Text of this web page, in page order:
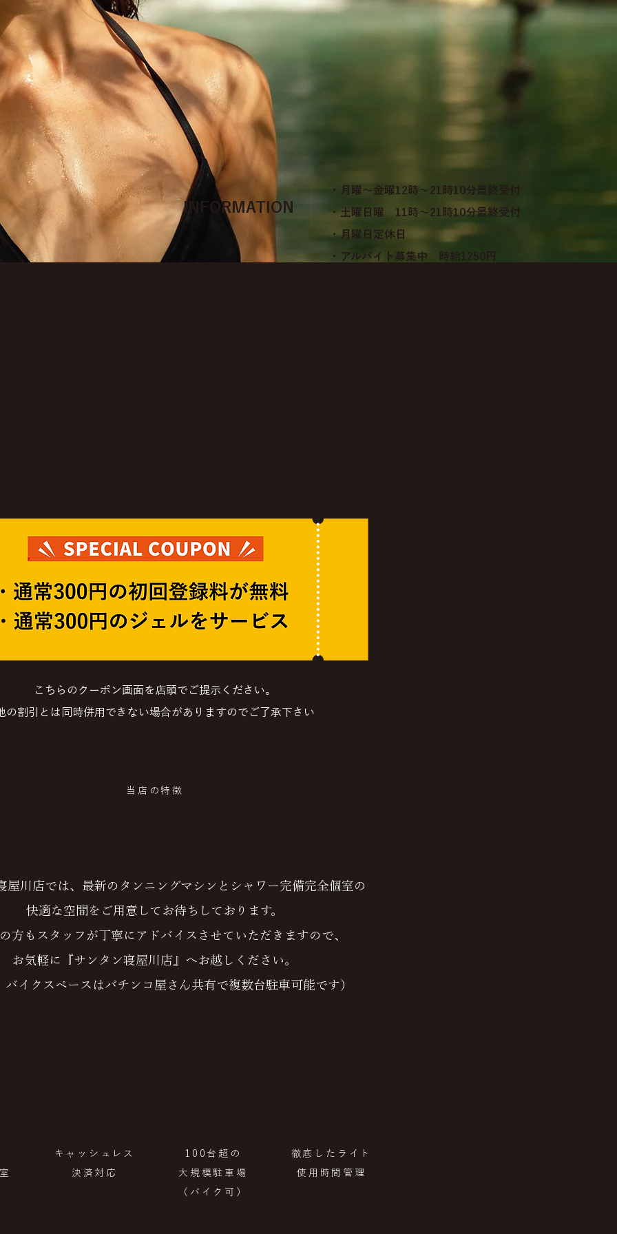
INFORMATION
・月曜～金曜12時～21時10分最終受付
・土曜日曜 11時～21時10分最終受付
・月曜日定休日
・アルバイト募集中 時給1250円
こちらのクーポン画面を店頭でご提示ください。
の割引とは同時併用できない場合がありますのでご了承下さい
当店の特徴
屋川店では、最新のタンニングマシンとシャワー完備完全個室の
快適な空間をご用意してお待ちしております。
方もスタッフが丁寧にアドバイスさせていただきますので、
お気軽に『サンタン寝屋川店』へお越しください。
バイクスペースはパチンコ屋さん共有で複数台駐車可能です）
キャッシュレス
決済対応
100台超の
大規模駐車場
​（バイク可）
徹底したライト
使用時間管理